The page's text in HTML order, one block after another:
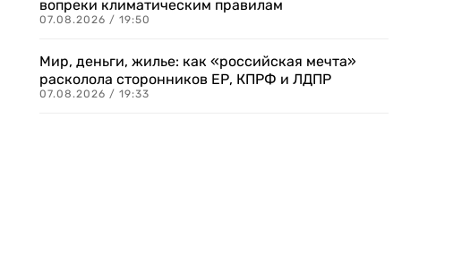
вопреки климатическим правилам
07.08.2026 / 19:50
Мир, деньги, жилье: как «российская мечта»
расколола сторонников ЕР, КПРФ и ЛДПР
07.08.2026 / 19:33